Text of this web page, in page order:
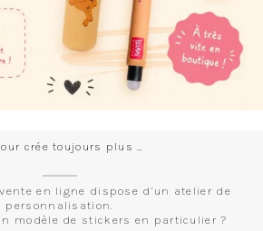
crée toujours plus …
en ligne dispose d’un atelier de
personnalisation.
modèle de stickers en particulier ?